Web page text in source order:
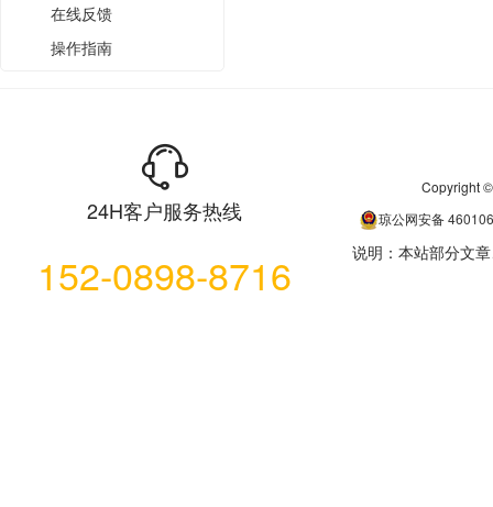
在线反馈
操作指南
24H客户服务热线
152-0898-8716
Copyright
琼公网安备
说明：本站部分文